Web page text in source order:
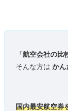
「航空会社の比
そんな方は かん
国内最安航空券